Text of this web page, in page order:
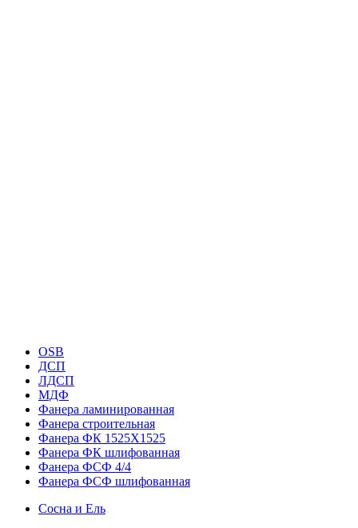
OSB
ДСП
ЛДСП
МДФ
Фанера ламинированная
Фанера строительная
Фанера ФК 1525Х1525
Фанера ФК шлифованная
Фанера ФСФ 4/4
Фанера ФСФ шлифованная
Сосна и Ель